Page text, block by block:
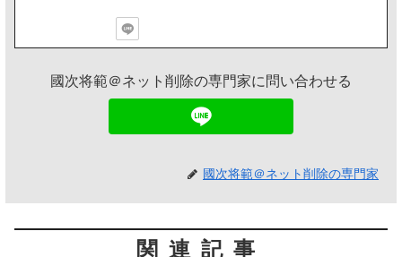
國次将範＠ネット削除の専門家に問い合わせる
國次将範＠ネット削除の専門家
関連記事